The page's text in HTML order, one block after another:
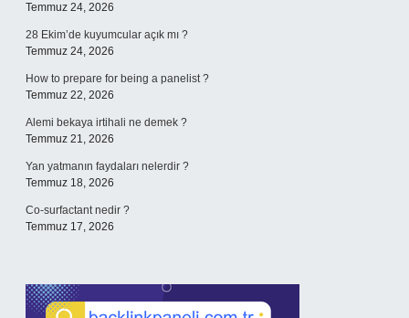
Temmuz 24, 2026
28 Ekim’de kuyumcular açık mı ?
Temmuz 24, 2026
How to prepare for being a panelist ?
Temmuz 22, 2026
Alemi bekaya irtihali ne demek ?
Temmuz 21, 2026
Yan yatmanın faydaları nelerdir ?
Temmuz 18, 2026
Co-surfactant nedir ?
Temmuz 17, 2026